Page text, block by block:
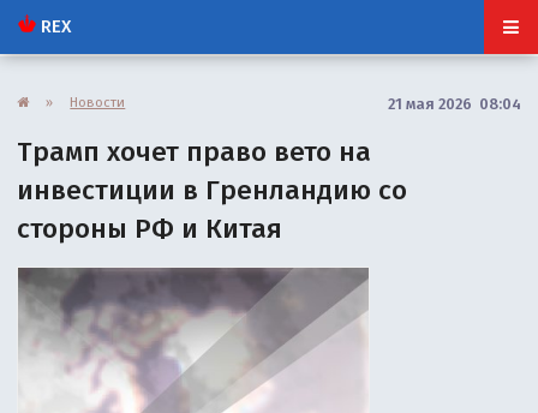
REX
» Новости 21 мая 2026 08:04
Трамп хочет право вето на
инвестиции в Гренландию со
стороны РФ и Китая